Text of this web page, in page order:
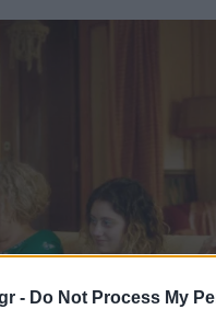
- Do Not Process My